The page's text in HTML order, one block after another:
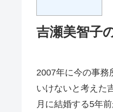
吉瀬美智子
2007年に今の事務
いけないと考えた
月に結婚する5年